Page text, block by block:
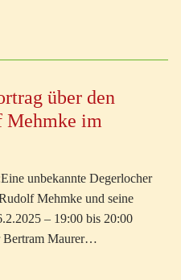
über den
Mehmke im
unbekannte Degerlocher
Mehmke und seine
– 19:00 bis 20:00
Bertram Maurer…